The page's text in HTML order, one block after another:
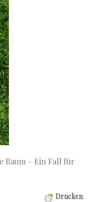
Raum – Ein Fall für
Drucken